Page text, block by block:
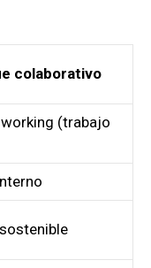
colaborativo
(trabajo